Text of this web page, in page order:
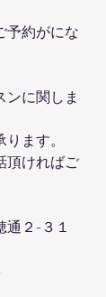
予約がにな
ンに関しま
ます。
頂ければご
通２-３１